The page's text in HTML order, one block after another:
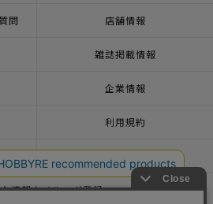
問 店舗情報
雑誌掲載情報
企業情報
利用規約
一緒に働こう♪求人情報
情報♪メルマガ登録